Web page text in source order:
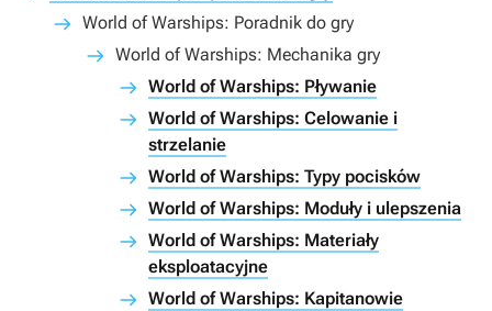
World of Warships: Poradnik do gry
World of Warships: Mechanika gry
World of Warships: Pływanie
World of Warships: Celowanie i
strzelanie
World of Warships: Typy pocisków
World of Warships: Moduły i ulepszenia
World of Warships: Materiały
eksploatacyjne
World of Warships: Kapitanowie